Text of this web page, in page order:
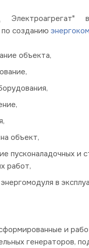
созданию
объекта,
объект,
пусконаладочных и
работ,
в
и
генераторов,